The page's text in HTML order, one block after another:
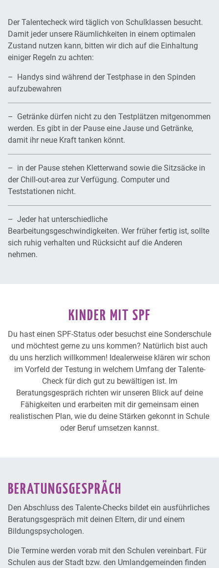
Der Talentecheck wird täglich von Schulklassen besucht.
Damit jeder unsere Räumlichkeiten in einem optimalen
Zustand nutzen kann, bitten wir dich auf die Einhaltung
einiger Regeln zu achten:
– Handys sind während der Testphase in den Spinden
aufzubewahren
– Getränke dürfen nicht zu den Testplätzen mitgenommen
werden. Es gibt in der Pause eine Jause und Getränke,
damit ihr neue Kraft tanken könnt.
– in der Pause stehen Kletterwand sowie die Sitzsäcke in
der Chill-out-area zur Verfügung. Computer und
Teststationen nicht.
– Jeder hat unterschiedliche
Bearbeitungsgeschwindigkeiten. Wer früher fertig ist, sollte
sich ruhig verhalten und Rücksicht auf die Anderen
nehmen.
KINDER MIT SPF
Du hast einen SPF-Status oder besuchst eine Sonderschule
und möchtest gerne zu uns kommen? Natürlich bist auch
du uns herzlich willkommen! Idealerweise klären wir schon
im Vorfeld der Testung in welchem Umfang der Talente-
Check für dich gut zu bewältigen ist. Im
Beratungsgespräch richten wir unseren Blick auf deine
Fähigkeiten und erarbeiten mit dir gemeinsam einen
realistischen Plan, wie du deine Stärken gekonnt in Schule
oder Beruf umsetzen kannst.
BERATUNGSGESPRÄCH
Den Abschluss des Talente-Checks bildet ein ausführliches
Beratungsgespräch mit deinen Eltern, dir und einem
Bildungspsychologen.
Die Termine werden vorab mit den Schulen vereinbart. Für
Schulen aus der Stadt bzw. den Umlandgemeinden finden